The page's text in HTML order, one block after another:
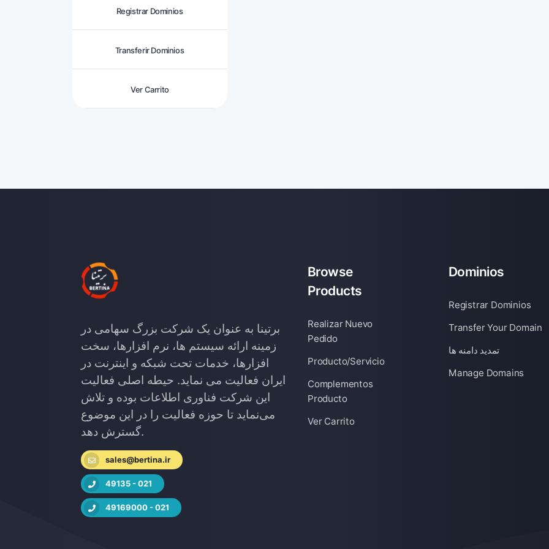
Registrar Dominios
Transferir Dominios
Ver Carrito
برتینا به عنوان یک شرکت بزرگ سهامی در
زمینه ارائه سیستم ها، نرم افزارها، سخت
افزارها، خدمات تحت شبکه و اینترنت در
ایران فعالیت می نماید. حیطه اصلی فعالیت
این شرکت فناوری اطلاعات بوده و تلاش
می‌نماید تا حوزه فعالیت را در این موضوع
گسترش دهد.
sales@bertina.ir
49135 - 021
49169000 - 021
Browse
Products
Realizar Nuevo
Pedido
Producto/Servicio
Complementos
Producto
Ver Carrito
Dominios
Registrar Dominios
Transfer Your Domain
تمدید دامنه ها
Manage Domains